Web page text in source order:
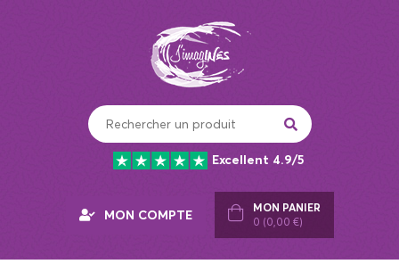
Excellent 4.9/5
MON COMPTE
MON PANIER
0 (0,00 €)